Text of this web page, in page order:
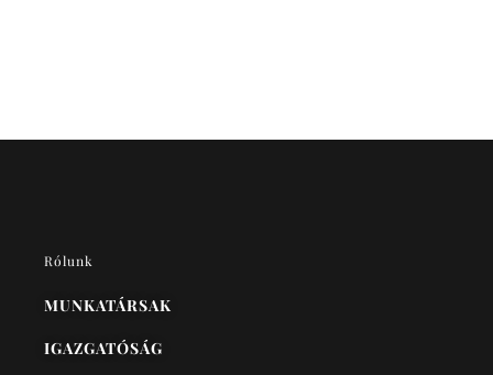
Rólunk
MUNKATÁRSAK
IGAZGATÓSÁG